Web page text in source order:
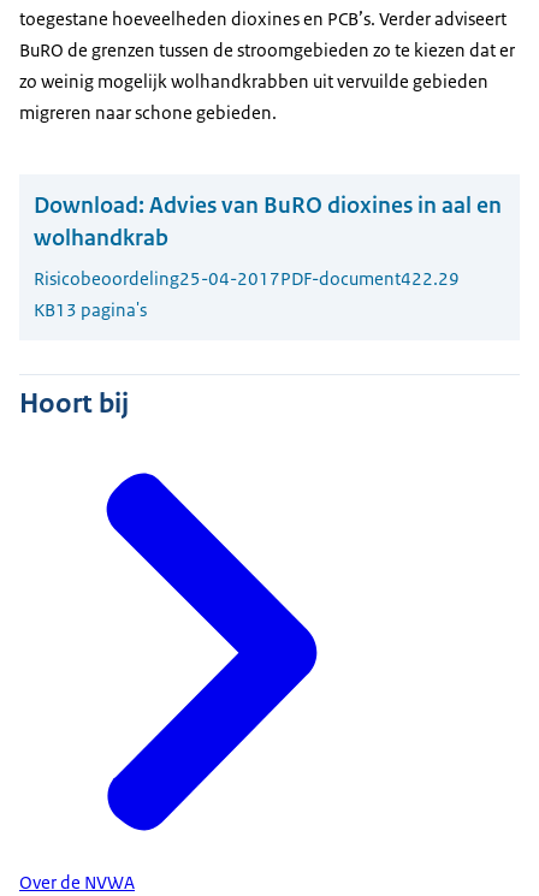
toegestane hoeveelheden dioxines en PCB’s. Verder adviseert
BuRO de grenzen tussen de stroomgebieden zo te kiezen dat er
zo weinig mogelijk wolhandkrabben uit vervuilde gebieden
migreren naar schone gebieden.
Download: Advies van BuRO dioxines in aal en
wolhandkrab
Risicobeoordeling25-04-2017PDF-document422.29
KB13 pagina's
Hoort bij
Over de NVWA